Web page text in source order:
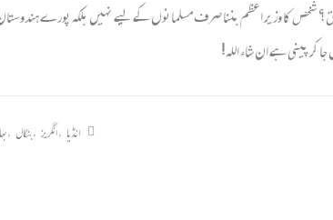
شخص کا وزیر اعظم بننا صرف مسلمانوں کے لیے نہیں بلکہ پورے
کر پینی ہے ان شاء اللہ!
انڈیا ,انگریز ,بنگال ,